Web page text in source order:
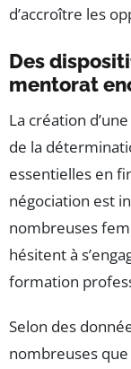
d’accroître les
Des
mentorat
La création
de la
essentielles en
négociation est
nombreuses
hésitent à
formation
Selon des
nombreuses